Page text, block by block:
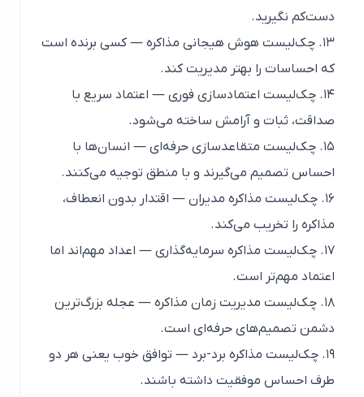
دست‌کم نگیرید.
۱۳. چک‌لیست هوش هیجانی مذاکره — کسی برنده است
که احساسات را بهتر مدیریت کند.
۱۴. چک‌لیست اعتمادسازی فوری — اعتماد سریع با
صداقت، ثبات و آرامش ساخته می‌شود.
۱۵. چک‌لیست متقاعدسازی حرفه‌ای — انسان‌ها با
احساس تصمیم می‌گیرند و با منطق توجیه می‌کنند.
۱۶. چک‌لیست مذاکره مدیران — اقتدار بدون انعطاف،
مذاکره را تخریب می‌کند.
۱۷. چک‌لیست مذاکره سرمایه‌گذاری — اعداد مهم‌اند اما
اعتماد مهم‌تر است.
۱۸. چک‌لیست مدیریت زمان مذاکره — عجله بزرگ‌ترین
دشمن تصمیم‌های حرفه‌ای است.
۱۹. چک‌لیست مذاکره برد-برد — توافق خوب یعنی هر دو
طرف احساس موفقیت داشته باشند.